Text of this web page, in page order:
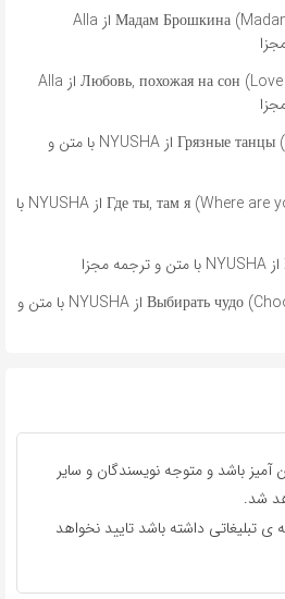
آهنگ روسی Мадам Брошкина (Madame Broshkina) از Alla
آهنگ روسی Любовь, похожая на сон (Love Like a Dream) از Alla
آهنگ روسی Грязные танцы (Dirty Dancing) از NYUSHA با متن و
آهنگ روسی Где ты, там я (Where are you, there I am) از NYUSHA با
آهنگ روسی Выбирать чудо (Choose a miracle) از NYUSHA با متن و
باشد و متوجه نویسندگان و سایر
شد.
ی تبلیغاتی داشته باشد تایید نخواهد